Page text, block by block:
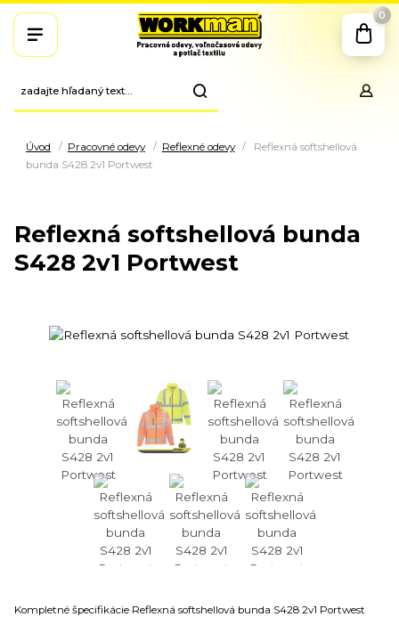
0
Úvod Pracovné odevy Reflexné odevy
Reflexná softshellová
bunda S428 2v1 Portwest
Reflexná softshellová bunda
S428 2v1 Portwest
Kompletné špecifikácie Reflexná softshellová bunda S428 2v1 Portwest